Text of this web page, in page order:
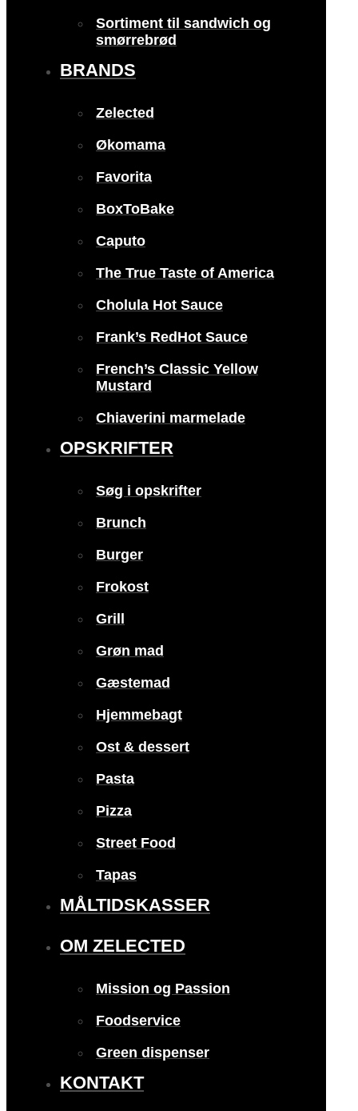
Sortiment til sandwich og
smørrebrød
BRANDS
Zelected
Økomama
Favorita
BoxToBake
Caputo
The True Taste of America
Cholula Hot Sauce
Frank’s RedHot Sauce
French’s Classic Yellow
Mustard
Chiaverini marmelade
OPSKRIFTER
Søg i opskrifter
Brunch
Burger
Frokost
Grill
Grøn mad
Gæstemad
Hjemmebagt
Ost & dessert
Pasta
Pizza
Street Food
Tapas
MÅLTIDSKASSER
OM ZELECTED
Mission og Passion
Foodservice
Green dispenser
KONTAKT